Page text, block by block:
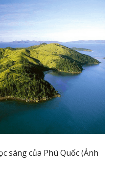
sáng của Phú Quốc (Ảnh